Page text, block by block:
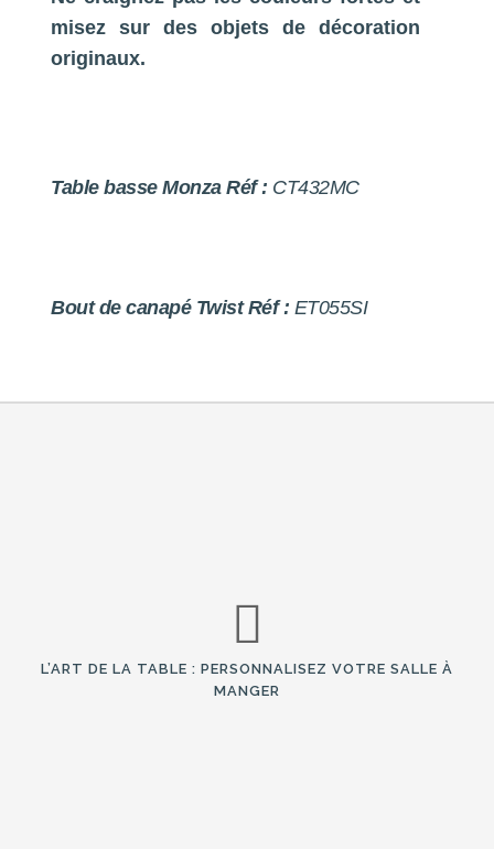
misez sur des objets de décoration
originaux.
Table basse Monza Réf : CT432MC
Bout de canapé Twist Réf : ET055SI
L’ART DE LA TABLE : PERSONNALISEZ VOTRE SALLE À
MANGER